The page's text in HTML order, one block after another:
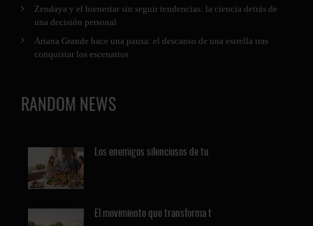
Zendaya y el bienestar sin seguir tendencias: la ciencia detrás de
una decisión personal
Ariana Grande hace una pausa: el descanso de una estrella tras
conquistar los escenarios
RANDOM NEWS
Los enemigos silenciosos de tu
El movimiento que transforma t